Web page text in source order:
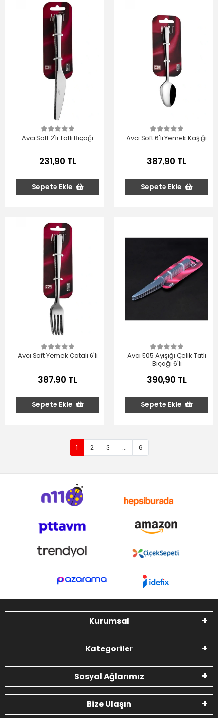
Avcı Soft 2'li Tatlı Bıçağı
231,90 TL
Sepete Ekle
Avcı Soft 6'lı Yemek Kaşığı
387,90 TL
Sepete Ekle
Avcı Soft Yemek Çatalı 6'lı
387,90 TL
Sepete Ekle
Avcı 505 Ayışığı Çelik Tatlı
Bıçağı 6'lı
390,90 TL
Sepete Ekle
1 2 3 ... 6
Kurumsal
Kategoriler
Sosyal Ağlarımız
Bize Ulaşın